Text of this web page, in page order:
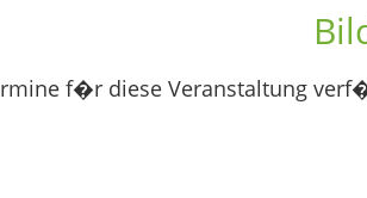
f�r diese Veranstaltung